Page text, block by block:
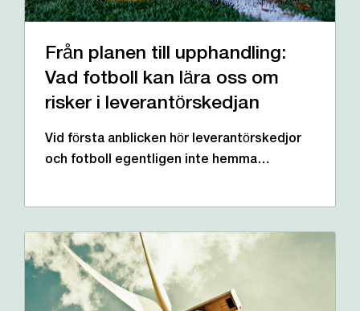
Från planen till upphandling:
Vad fotboll kan lära oss om
risker i leverantörskedjan
Vid första anblicken hör leverantörskedjor
och fotboll egentligen inte hemma…